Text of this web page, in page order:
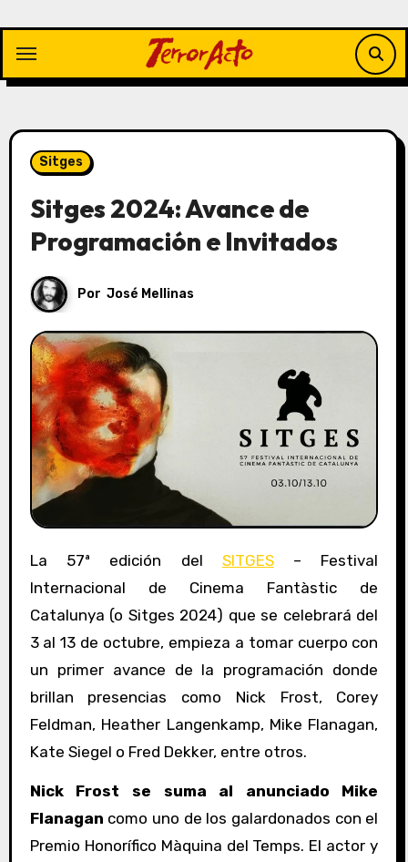
contenido
Sitges
Sitges 2024: Avance de
Programación e Invitados
Por José Mellinas
La 57ª edición del SITGES– Festival
Internacional de Cinema Fantàstic de
Catalunya (o Sitges 2024) que se celebrará del
3 al 13 de octubre, empieza a tomar cuerpo con
un primer avance de la programación donde
brillan presencias como Nick Frost, Corey
Feldman, Heather Langenkamp, Mike Flanagan,
Kate Siegel o Fred Dekker, entre otros.
Nick Frost se suma al anunciado Mike
Flanagan como uno de los galardonados con el
Premio Honorífico Màquina del Temps. El actor y